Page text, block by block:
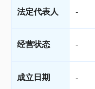
法定代表人 -
经营状态 -
成立日期 -